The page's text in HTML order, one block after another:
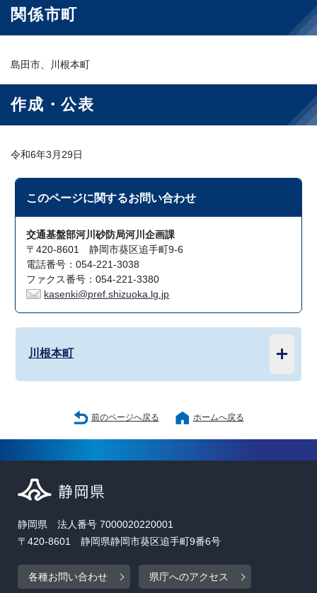
関係市町
島田市、川根本町
作成・公表
令和6年3月29日
このページに関するお問い合わせ
交通基盤部河川砂防局河川企画課
〒420-8601 静岡市葵区追手町9-6
電話番号：054-221-3038
ファクス番号：054-221-3380
kasenki@pref.shizuoka.lg.jp
川根本町
前のページへ戻る ホームへ戻る
静岡県 法人番号 7000020220001
〒420-8601 静岡県静岡市葵区追手町9番6号
各種お問い合わせ 県庁へのアクセス